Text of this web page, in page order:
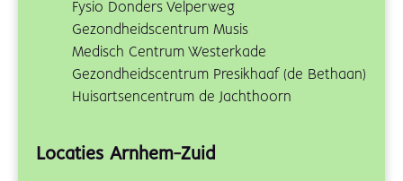
Fysio Donders Velperweg
Gezondheidscentrum Musis
Medisch Centrum Westerkade
Gezondheidscentrum Presikhaaf (de Bethaan)
Huisartsencentrum de Jachthoorn
Locaties Arnhem-Zuid